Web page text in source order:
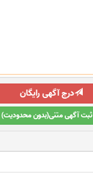
درج آگهی رایگان
ثبت آگهی متنی(بدون محدودیت)